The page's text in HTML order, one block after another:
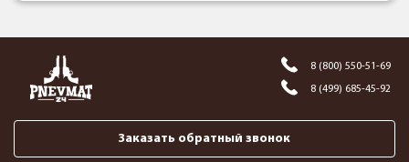
8 (800) 550-51-69
8 (499) 685-45-92
Заказать обратный звонок